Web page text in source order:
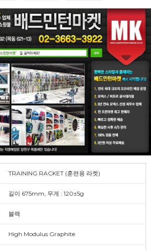
TRAINING RACKET (훈련용 라켓)
길이 675mm, 무게 : 120±5g
블랙
High Modulus Graphite